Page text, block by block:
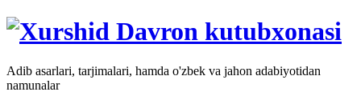
Adib asarlari, tarjimalari, hamda o'zbek va jahon adabiyotidan
namunalar